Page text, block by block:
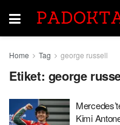
Home Tag george russell
Etiket: george
Kimi